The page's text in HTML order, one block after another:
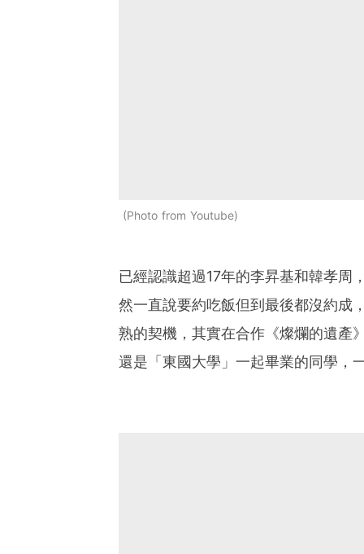
Photo from Youtube
已經認識超過17年的李昇基和韓孝周
然一直說要約吃飯但到最後都沒約成
熟的契機，其實在合作《燦爛的遺產
還是「東國大學」一起畢業的同學，